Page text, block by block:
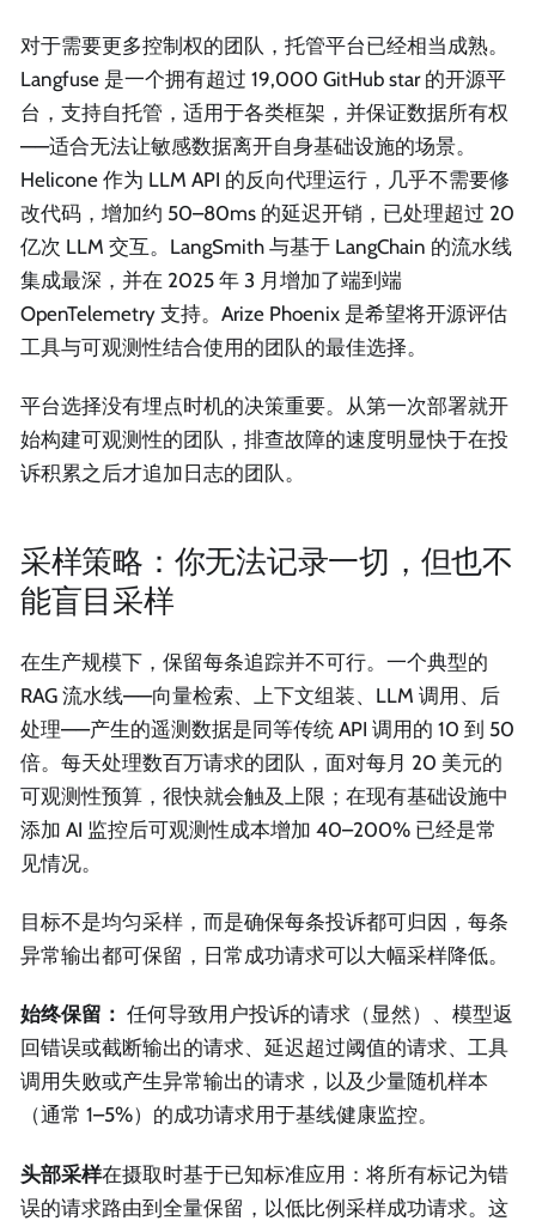
对于需要更多控制权的团队，托管平台已经相当成熟。
Langfuse 是一个拥有超过 19,000 GitHub star 的开源平
台，支持自托管，适用于各类框架，并保证数据所有权
——适合无法让敏感数据离开自身基础设施的场景。
Helicone 作为 LLM API 的反向代理运行，几乎不需要修
改代码，增加约 50–80ms 的延迟开销，已处理超过 20
亿次 LLM 交互。LangSmith 与基于 LangChain 的流水线
集成最深，并在 2025 年 3 月增加了端到端
OpenTelemetry 支持。Arize Phoenix 是希望将开源评估
工具与可观测性结合使用的团队的最佳选择。
平台选择没有埋点时机的决策重要。从第一次部署就开
始构建可观测性的团队，排查故障的速度明显快于在投
诉积累之后才追加日志的团队。
采样策略：你无法记录一切，但也不
能盲目采样
在生产规模下，保留每条追踪并不可行。一个典型的
RAG 流水线——向量检索、上下文组装、LLM 调用、后
处理——产生的遥测数据是同等传统 API 调用的 10 到 50
倍。每天处理数百万请求的团队，面对每月 20 美元的
可观测性预算，很快就会触及上限；在现有基础设施中
添加 AI 监控后可观测性成本增加 40–200% 已经是常
见情况。
目标不是均匀采样，而是确保每条投诉都可归因，每条
异常输出都可保留，日常成功请求可以大幅采样降低。
始终保留： 任何导致用户投诉的请求（显然）、模型返
回错误或截断输出的请求、延迟超过阈值的请求、工具
调用失败或产生异常输出的请求，以及少量随机样本
（通常 1–5%）的成功请求用于基线健康监控。
头部采样在摄取时基于已知标准应用：将所有标记为错
误的请求路由到全量保留，以低比例采样成功请求。这